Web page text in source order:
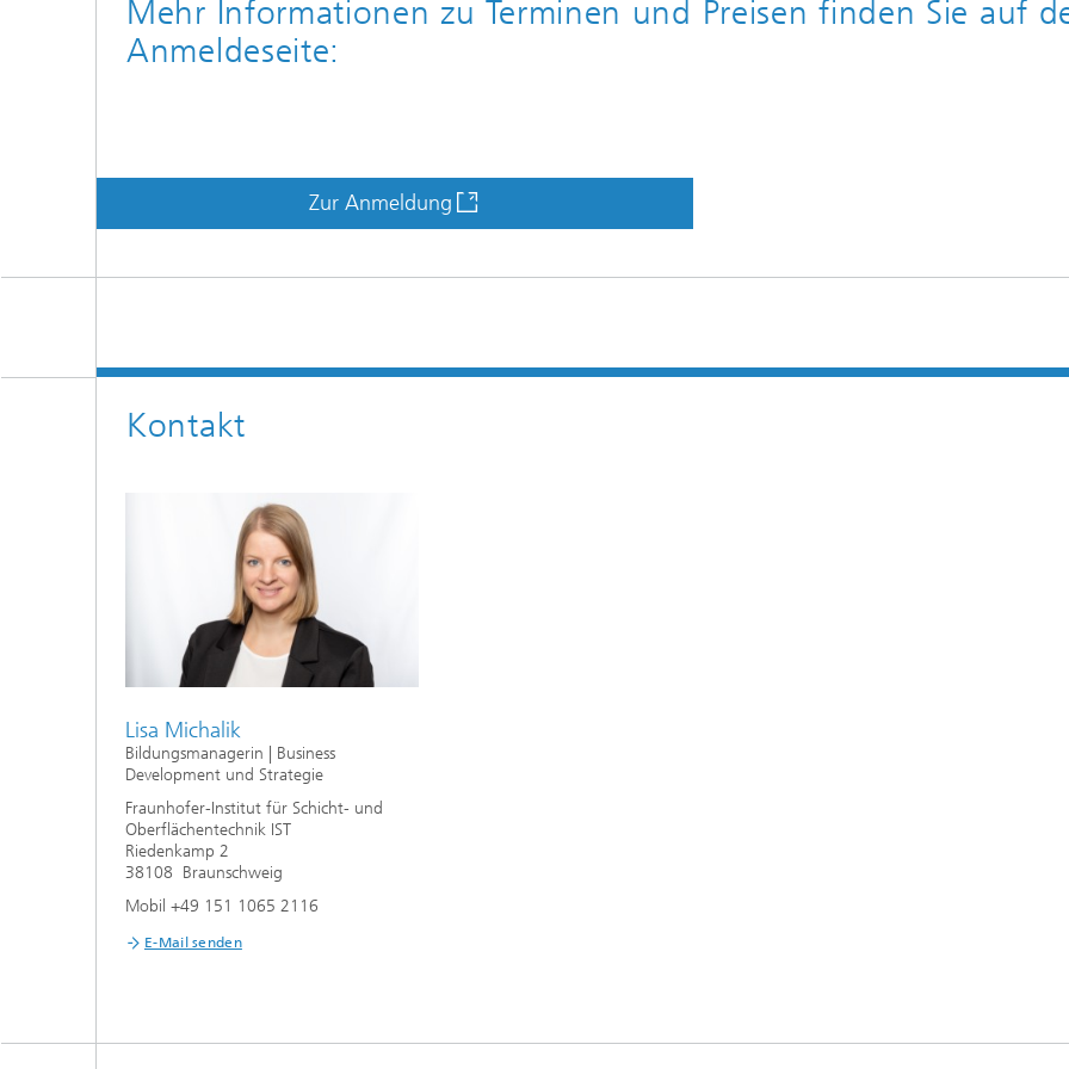
Mehr Informationen zu Terminen und Preisen finden Sie auf
Anmeldeseite:
Zur Anmeldung
Kontakt
Lisa Michalik
Bildungsmanagerin | Business
Development und Strategie
Fraunhofer-Institut für Schicht- und
Oberflächentechnik IST
Riedenkamp 2
38108 Braunschweig
Mobil +49 151 1065 2116
E-Mail senden